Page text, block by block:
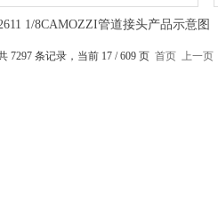
1/8CAMOZZI管道接头产品示意图
7297 条记录，当前 17 / 609 页 首页 上一页